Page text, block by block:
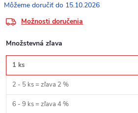
15.10.2026
Možnosti doručenia
Množstevná zľava
1 ks
2 - 5 ks = zľava 2 %
6 - 9 ks = zľava 4 %